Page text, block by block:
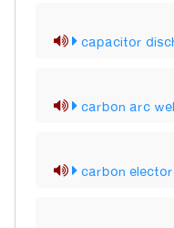
capacitor
carbon arc
carbon